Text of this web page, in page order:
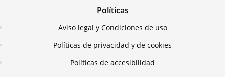
Políticas
Aviso legal y Condiciones de uso
Políticas de privacidad y de cookies
Políticas de accesibilidad